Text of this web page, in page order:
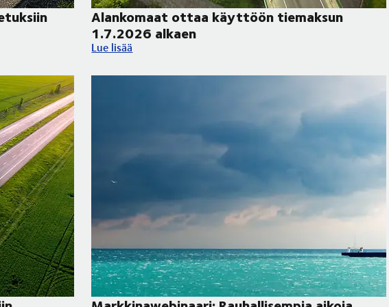
Alankomaat ottaa käyttöön tiemaksun
1.7.2026 alkaen
Alankomaat ottaa käyttöön tiemaksun 1.7.2026 alkaen
Lue lisää